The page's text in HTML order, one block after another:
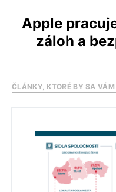
Apple
záloh a
ČLÁNKY, KTORÉ BY SA